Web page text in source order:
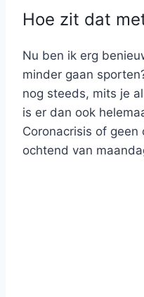
Hoe zit dat
Nu ben ik erg
minder gaan
nog steeds, mits je
is er dan ook
Coronacrisis of geen
ochtend van